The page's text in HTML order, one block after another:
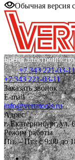
Обычная версия
Бренд
+7 343 221-03-11
+7 343 221-03-11
Заказать звонок
E-mail
info@vertatools.ru
Адрес
г. Екатеринбург,
Режим работы
Пн. – Пт.: с 9:00 до